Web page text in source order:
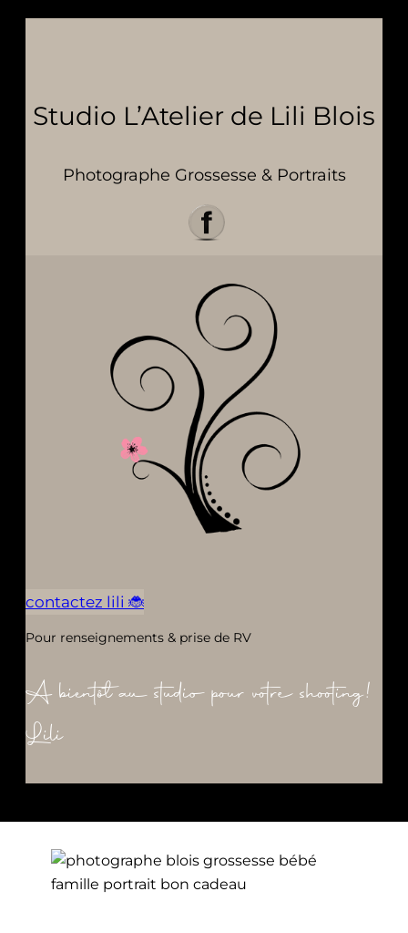
Studio L’Atelier de Lili Blois
Photographe Grossesse & Portraits
contactez lili 🐞
Pour renseignements & prise de RV
A bientôt au studio pour votre shooting!
Lili